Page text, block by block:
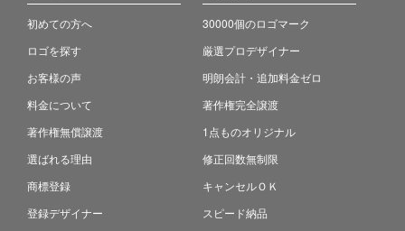
初めての方へ
ロゴを探す
お客様の声
料金について
著作権無償譲渡
選ばれる理由
商標登録
登録デザイナー
30000個のロゴマーク
厳選プロデザイナー
明朗会計・追加料金ゼロ
著作権完全譲渡
1点ものオリジナル
修正回数無制限
キャンセルＯＫ
スピード納品